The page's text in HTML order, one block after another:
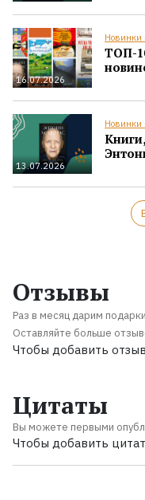
16.07.2026
Новинки
ТОП-
13.07.2026
Новинки
Отзывы
Раз в месяц дарим
Оставляйте больше
Чтобы добавить
Цитаты
Вы можете первыми
Чтобы добавить